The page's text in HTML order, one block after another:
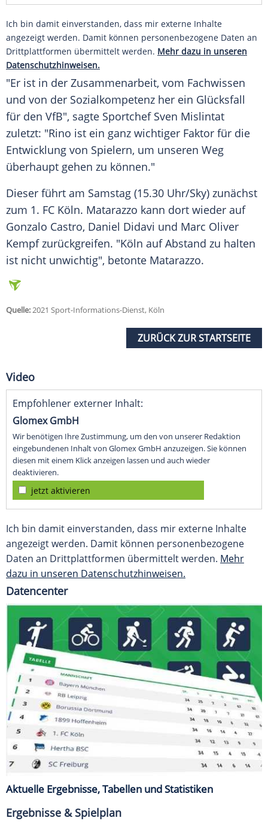
Ich bin damit einverstanden, dass mir externe Inhalte
angezeigt werden. Damit können personenbezogene Daten an
Drittplattformen übermittelt werden. Mehr dazu in unseren
Datenschutzhinweisen.
"Er ist in der Zusammenarbeit, vom Fachwissen
und von der Sozialkompetenz her ein Glücksfall
für den VfB", sagte Sportchef Sven Mislintat
zuletzt: "Rino ist ein ganz wichtiger Faktor für die
Entwicklung von Spielern, um unseren Weg
überhaupt gehen zu können."
Dieser führt am Samstag (15.30 Uhr/Sky) zunächst
zum 1. FC Köln. Matarazzo kann dort wieder auf
Gonzalo Castro, Daniel Didavi und Marc Oliver
Kempf zurückgreifen. "Köln auf Abstand zu halten
ist nicht unwichtig", betonte Matarazzo.
Quelle:2021 Sport-Informations-Dienst, Köln
ZURÜCK ZUR STARTSEITE
Video
Empfohlener externer Inhalt:
Glomex GmbH
Wir benötigen Ihre Zustimmung, um den von unserer Redaktion
eingebundenen Inhalt von Glomex GmbH anzuzeigen. Sie können
diesen mit einem Klick anzeigen lassen und auch wieder
deaktivieren.
jetzt aktivieren
Ich bin damit einverstanden, dass mir externe Inhalte
angezeigt werden. Damit können personenbezogene
Daten an Drittplattformen übermittelt werden. Mehr
dazu in unseren Datenschutzhinweisen.
Datencenter
Aktuelle Ergebnisse, Tabellen und Statistiken
Ergebnisse & Spielplan